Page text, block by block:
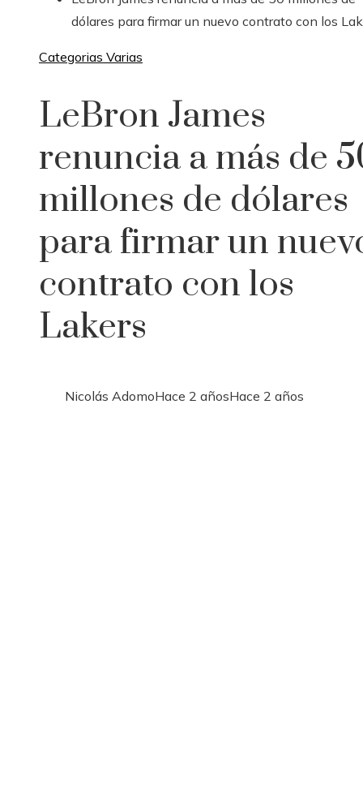
dólares para firmar un nuevo contrato con los
Categorias Varias
LeBron James
renuncia a más de
millones de dólares
para firmar un
contrato con los
Lakers
Nicolás AdomoHace 2 añosHace 2 años